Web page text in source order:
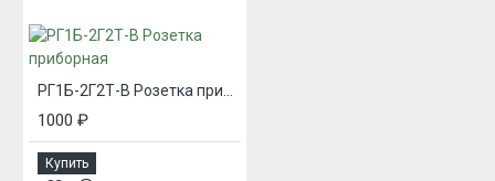
1000 ₽
Купить